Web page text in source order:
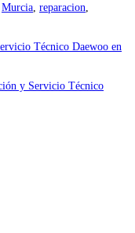
Murcia, reparacion,
Técnico Daewoo en
y Servicio Técnico